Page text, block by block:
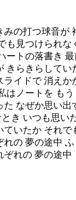
みの打つ球音が
も見つけられな
ートの落書き
きらきらしてい
ライドで 消えか
はノートを も
た なぜか思い出
き いつも思い
ていたか それで
の 夢の途中
ぞれの 夢の途中